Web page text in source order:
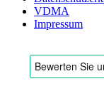
VDMA
Impressum